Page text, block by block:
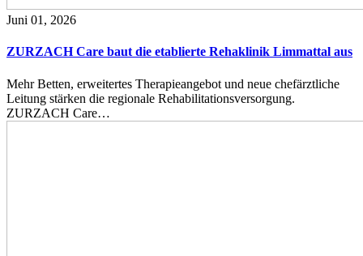
Juni 01, 2026
ZURZACH Care baut die etablierte Rehaklinik Limmattal aus
Mehr Betten, erweitertes Therapieangebot und neue chefärztliche
Leitung stärken die regionale Rehabilitationsversorgung.
ZURZACH Care…